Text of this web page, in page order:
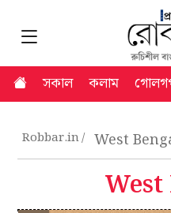
সকাল কলাম
Robbar.in West